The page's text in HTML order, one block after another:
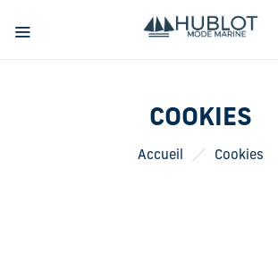
COOKIES
Accueil Cookies
Panneau de gestion des cookies